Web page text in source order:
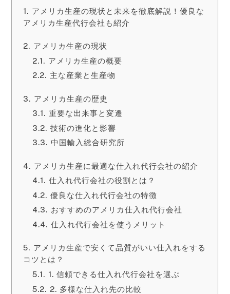
アメリカ生産の現状と未来を徹底解説！優良な
アメリカ生産代行会社も紹介
アメリカ生産の現状
アメリカ生産の概要
主な産業と生産物
アメリカ生産の歴史
重要な出来事と変遷
技術の進化と影響
中国輸入総合研究所
アメリカ生産に最適な仕入れ代行会社の紹介
仕入れ代行会社の役割とは？
優良な仕入れ代行会社の特徴
おすすめのアメリカ仕入れ代行会社
仕入れ代行会社を使うメリット
アメリカ生産で安くて品質がいい仕入れをする
コツとは？
1. 信頼できる仕入れ代行会社を選ぶ
2. 多様な仕入れ先の比較